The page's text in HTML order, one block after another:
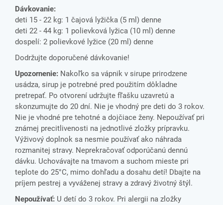
Dávkovanie:
deti 15 - 22 kg: 1 čajová lyžička (5 ml) denne
deti 22 - 44 kg: 1 polievková lyžica (10 ml) denne
dospelí: 2 polievkové lyžice (20 ml) denne
Dodržujte doporučené dávkovanie!
Upozornenie: Nakoľko sa vápnik v sirupe prirodzene
usádza, sirup je potrebné pred použitím dôkladne
pretrepať. Po otvorení udržujte fľašku uzavretú a
skonzumujte do 20 dní. Nie je vhodný pre deti do 3 rokov.
Nie je vhodné pre tehotné a dojčiace ženy. Nepoužívať pri
známej precitlivenosti na jednotlivé zložky prípravku.
Výživový doplnok sa nesmie používať ako náhrada
rozmanitej stravy. Neprekračovať odporúčanú dennú
dávku. Uchovávajte na tmavom a suchom mieste pri
teplote do 25°C, mimo dohľadu a dosahu detí! Dbajte na
príjem pestrej a vyváženej stravy a zdravý životný štýl.
Nepoužívať: U detí do 3 rokov. Pri alergii na zložky